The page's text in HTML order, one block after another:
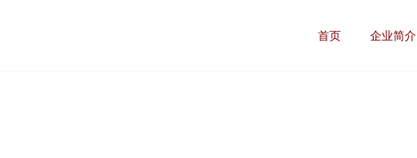
首页 企业简介